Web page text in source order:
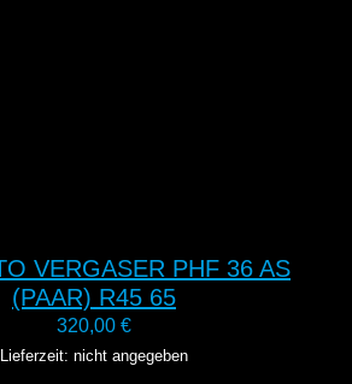
VERGASER PHF 36 AS
(PAAR) R45 65
320,00 €
Lieferzeit: nicht angegeben